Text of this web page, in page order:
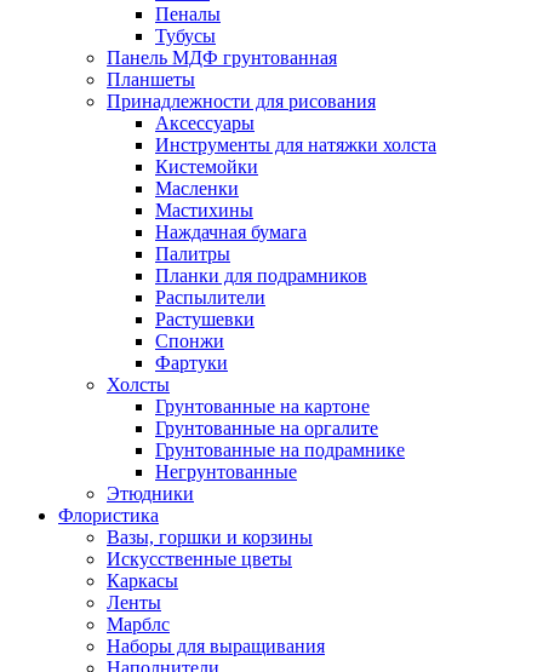
Пеналы
Тубусы
Панель МДФ грунтованная
Планшеты
Принадлежности для рисования
Аксессуары
Инструменты для натяжки холста
Кистемойки
Масленки
Мастихины
Наждачная бумага
Палитры
Планки для подрамников
Распылители
Растушевки
Спонжи
Фартуки
Холсты
Грунтованные на картоне
Грунтованные на оргалите
Грунтованные на подрамнике
Негрунтованные
Этюдники
Флористика
Вазы, горшки и корзины
Искусственные цветы
Каркасы
Ленты
Марблс
Наборы для выращивания
Наполнители